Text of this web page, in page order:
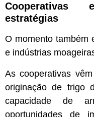
Cooperativas
estratégias
O momento também
e indústrias
As cooperativas
originação de trigo
capacidade de
oportunidades de